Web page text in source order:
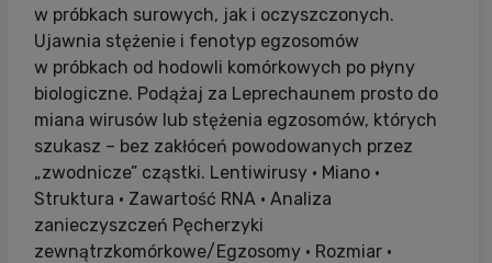
w próbkach surowych, jak i oczyszczonych.
Ujawnia stężenie i fenotyp egzosomów
w próbkach od hodowli komórkowych po płyny
biologiczne. Podążaj za Leprechaunem prosto do
miana wirusów lub stężenia egzosomów, których
szukasz – bez zakłóceń powodowanych przez
„zwodnicze” cząstki. Lentiwirusy • Miano •
Struktura • Zawartość RNA • Analiza
zanieczyszczeń Pęcherzyki
zewnątrzkomórkowe/Egzosomy • Rozmiar •